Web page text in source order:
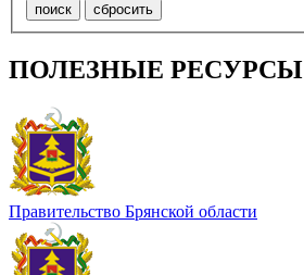
ПОЛЕЗНЫЕ РЕСУРСЫ
Правительство Брянской области